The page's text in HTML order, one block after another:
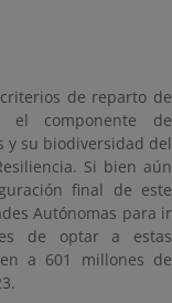
de reparto de
el componente de
y su biodiversidad del
Si bien aún
final de este
Autónomas para ir
de optar a estas
a 601 millones de